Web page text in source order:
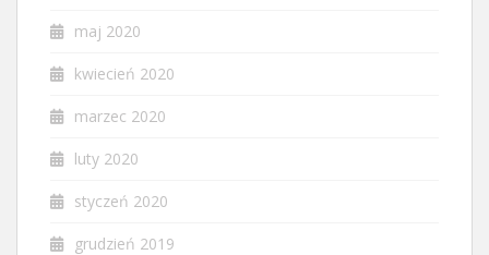
maj 2020
kwiecień 2020
marzec 2020
luty 2020
styczeń 2020
grudzień 2019